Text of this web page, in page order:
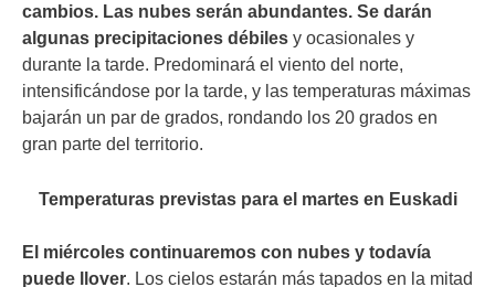
cambios. Las nubes serán abundantes. Se darán
algunas precipitaciones débiles y ocasionales y
durante la tarde. Predominará el viento del norte,
intensificándose por la tarde, y las temperaturas máximas
bajarán un par de grados, rondando los 20 grados en
gran parte del territorio.
Temperaturas previstas para el martes en Euskadi
El miércoles continuaremos con nubes y todavía
puede llover. Los cielos estarán más tapados en la mitad